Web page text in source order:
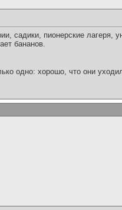
садики, пионерские лагеря,
бананов.
одно: хорошо, что они